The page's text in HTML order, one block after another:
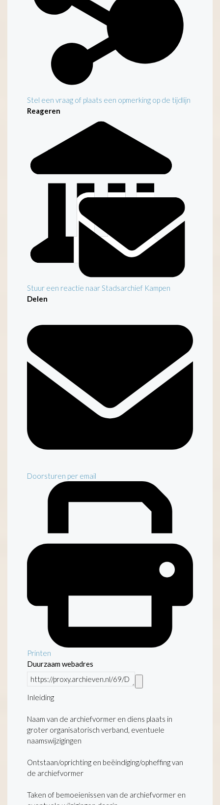
Kenmerken
Inleiding
Stel een vraag of plaats een opmerking op de tijdlijn
Reageren
Stuur een reactie naar Stadsarchief Kampen
Delen
Doorsturen per email
Printen
Duurzaam webadres
Inleiding
Naam van de archiefvormer en diens plaats in
groter organisatorisch verband, eventuele
naamswijzigingen
Ontstaan/oprichting en beëindiging/opheffing van
de archiefvormer
Taken of bemoeienissen van de archiefvormer en